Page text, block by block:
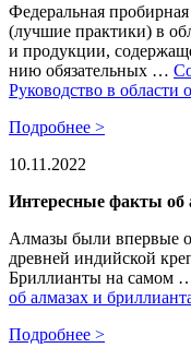
Федеральная
(лучшие практики) в
и продукции,
нию обя­за­тель­ных …
Руководство в
Подробнее >
10.11.2022
Интересные факты об
Алмазы были впервые
древней индийской
Бриллианты на самом
об алмазах и
Подробнее >